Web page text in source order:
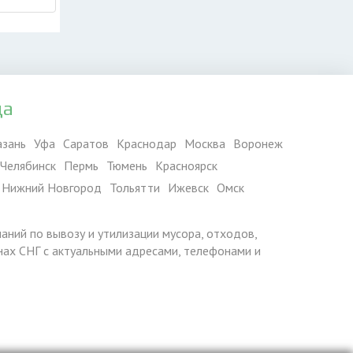
Уфа Саратов Краснодар Москва Воронеж
Челябинск Пермь Тюмень Красноярск
Нижний Новгород Тольятти Ижевск Омск
по вывозу и утилизации мусора, отходов,
СНГ с актуальными адресами, телефонами и